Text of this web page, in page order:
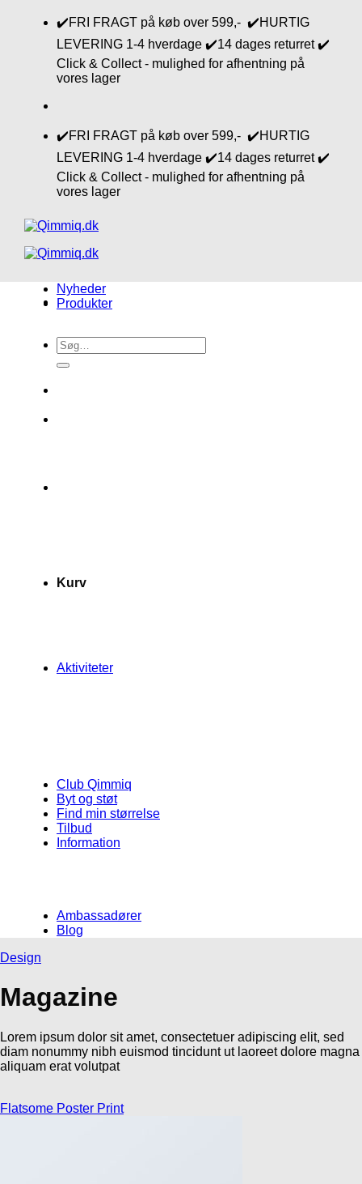
✔️FRI FRAGT på køb over 599,- ✔️HURTIG
LEVERING 1-4 hverdage ✔️14 dages returret ✔️
Click & Collect - mulighed for afhentning på
vores lager
✔️FRI FRAGT på køb over 599,- ✔️HURTIG
LEVERING 1-4 hverdage ✔️14 dages returret ✔️
Click & Collect - mulighed for afhentning på
vores lager
Søg
efter:
Kurv
Nyheder
Produkter
Aktiviteter
Club Qimmiq
Byt og støt
Find min størrelse
Tilbud
Information
Ambassadører
Blog
Design
Magazine
Lorem ipsum dolor sit amet, consectetuer adipiscing elit, sed
diam nonummy nibh euismod tincidunt ut laoreet dolore magna
aliquam erat volutpat
Flatsome Poster Print